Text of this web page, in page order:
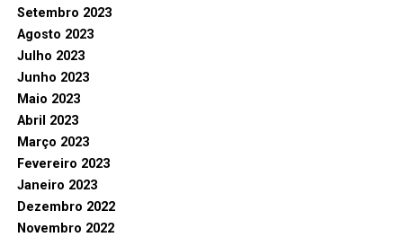
Setembro 2023
Agosto 2023
Julho 2023
Junho 2023
Maio 2023
Abril 2023
Março 2023
Fevereiro 2023
Janeiro 2023
Dezembro 2022
Novembro 2022